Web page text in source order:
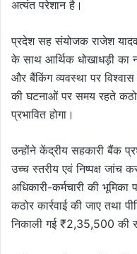
अत्यंत परेशान है।
प्रदेश सह संयोजक राजेश
के साथ आर्थिक धोखाधड़ी का
और बैंकिंग व्यवस्था पर
की घटनाओं पर समय रहते कठोर
प्रभावित होगा।
उन्होंने केंद्रीय सहकारी बैंक
उच्च स्तरीय एवं निष्पक्ष जांच
अधिकारी-कर्मचारी की भूमिका
कठोर कार्रवाई की जाए तथा
निकाली गई ₹2,35,500 की